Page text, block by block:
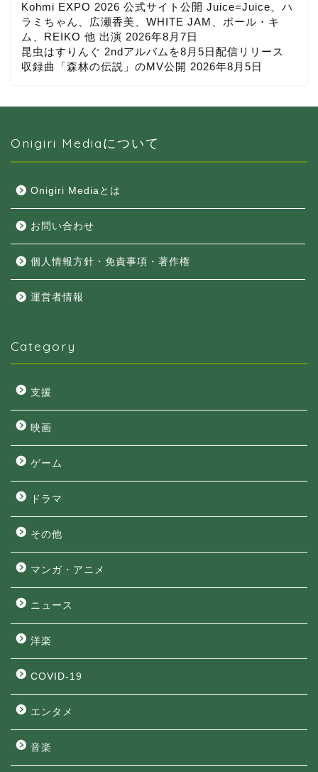
Kohmi EXPO 2026 公式サイト公開 Juice=Juice、ハ
ラミちゃん、広瀬香美、WHITE JAM、ポール・キ
ム、REIKO 他 出演 2026年8月7日
昆虫はすりんぐ 2ndアルバムを8月5日配信リリース
収録曲「森林の伝説」のMV公開 2026年8月5日
Onigiri Mediaについて
Onigiri Mediaとは
お問い合わせ
個人情報方針・免責事項・著作権
運営者情報
Category
支援
映画
ゲーム
ドラマ
その他
マンガ・アニメ
ニュース
洋楽
COVID-19
エンタメ
音楽